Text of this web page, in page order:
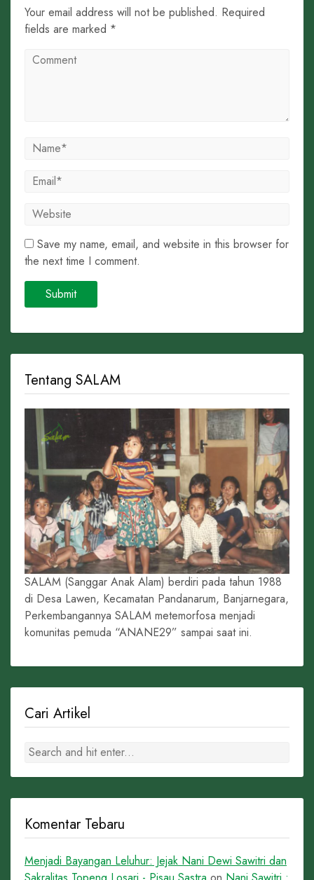
Your email address will not be published. Required
fields are marked *
Save my name, email, and website in this browser for
the next time I comment.
Tentang SALAM
SALAM (Sanggar Anak Alam) berdiri pada tahun 1988
di Desa Lawen, Kecamatan Pandanarum, Banjarnegara,
Perkembangannya SALAM metemorfosa menjadi
komunitas pemuda “ANANE29” sampai saat ini.
Cari Artikel
Komentar Tebaru
Menjadi Bayangan Leluhur: Jejak Nani Dewi Sawitri dan